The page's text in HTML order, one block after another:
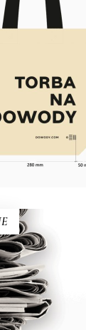
100%
38×40
5 cm Nadruk: